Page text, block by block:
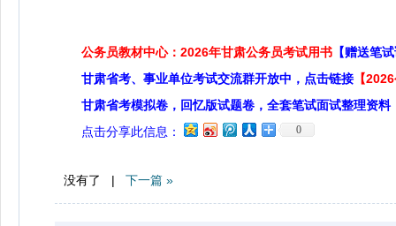
公务员教材中心：2026年甘肃公务员考试用书 【赠送笔
甘肃省考、事业单位考试交流群开放中，点击链接 【
甘肃省考模拟卷，回忆版试题卷，全套笔试面试整理资料
点击分享此信息：
0
没有了 | 下一篇 »